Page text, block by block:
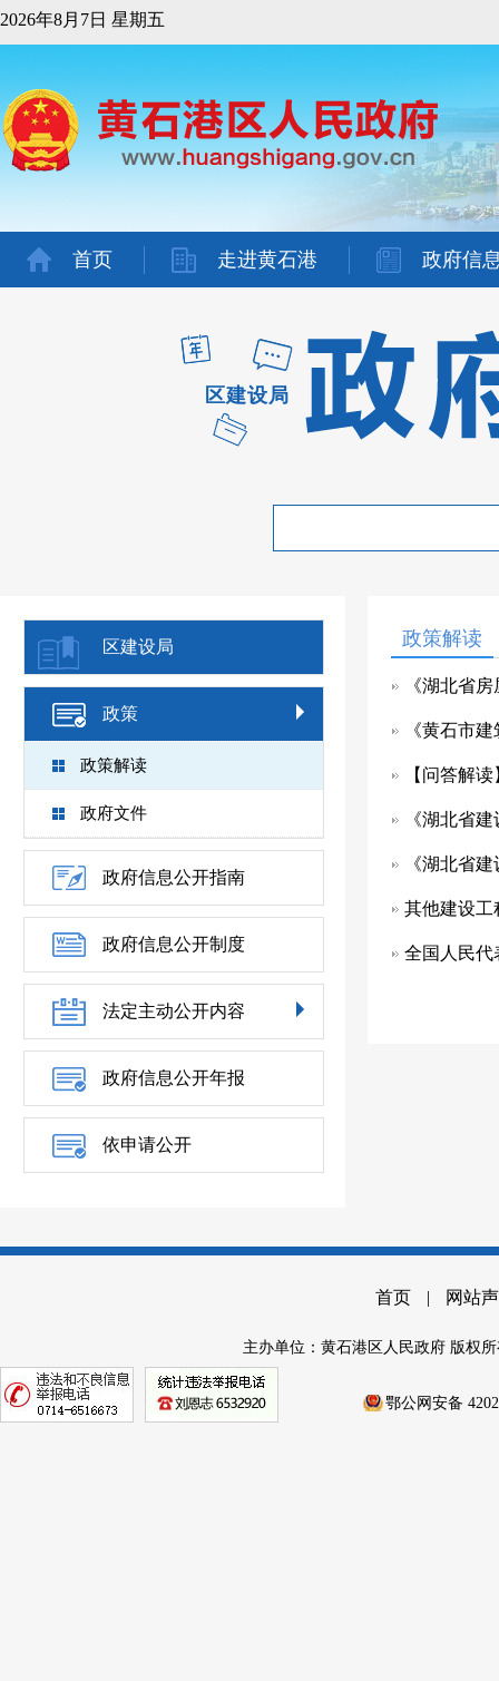
2026年8月7日 星期五
首页 走进黄石港 政府信
区建设局
区建设局
政策
政策解读
政府文件
政府信息公开指南
政府信息公开制度
法定主动公开内容
政府信息公开年报
依申请公开
政策解读
《湖北省
《黄石市
【问答解
《湖北省
《湖北省
其他建设工
全国人民代
首页 | 网站
主办单位：黄石港区人民政府 版权
鄂公网安备